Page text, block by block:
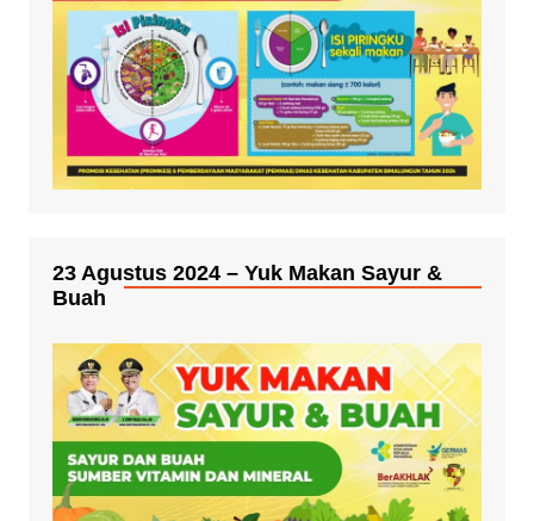
23 Agustus 2024 – Yuk Makan Sayur &
Buah